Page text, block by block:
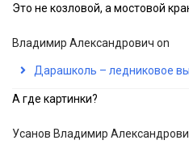
Это не козловой, а мостовой
Владимир Александрович on
Дарашколь – ледниковое
А где картинки?
Усанов Владимир